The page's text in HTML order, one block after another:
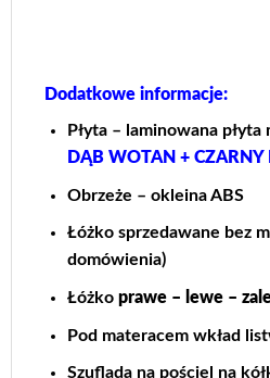
Dodatkowe informacje:
Płyta – laminowana
DĄB WOTAN + CZARNY
Obrzeże – okleina ABS
Łóżko sprzedawane bez
domówienia)
Łóżkoprawe – lewe –
Pod materacem wkład
Szuflada na pościel na